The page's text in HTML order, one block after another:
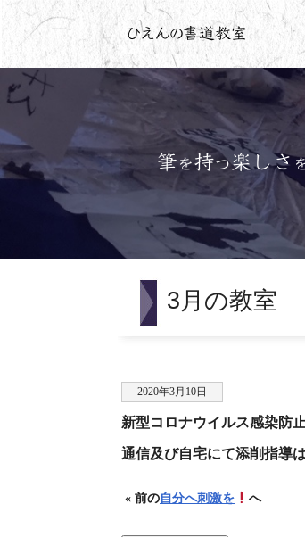
3月の教室
2020年3月10日
新型コロナウイルス感染防
通信及び自宅にて添削指導
« 前の自分へ刺激を へ